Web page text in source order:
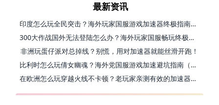
最新资讯
印度怎么玩全民突击？海外玩家国服游戏加速器终极指南（附原神延迟优化+精灵之境加速器选择）
300大作战国外无法登陆怎么办？海外玩家国服畅玩终极指南（附实测推荐）
非洲玩蛋仔派对总掉线？别慌，用对加速器就能丝滑开跑！
比利时怎么玩倩女幽魂？海外党国服游戏加速避坑指南（附实测推荐）
在欧洲怎么玩穿越火线不卡顿？老玩家亲测有效的加速器选择指南